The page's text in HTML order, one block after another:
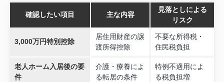
確認したい項目 主な内容
見落としによる
リスク
3,000万円特別控除
居住用財産の譲
渡所得控除
不要な所得税・
住民税負担
老人ホーム入居後の要
件
介護・療養によ
る転居の条件
特例不適用によ
る税負担増